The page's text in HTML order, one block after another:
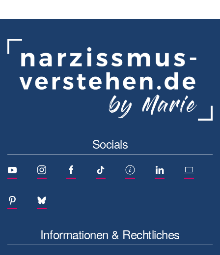
Socials
Informationen & Rechtliches